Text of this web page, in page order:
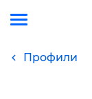
Профили